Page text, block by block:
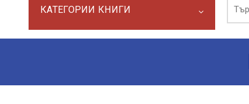
КАТЕГОРИИ КНИГИ